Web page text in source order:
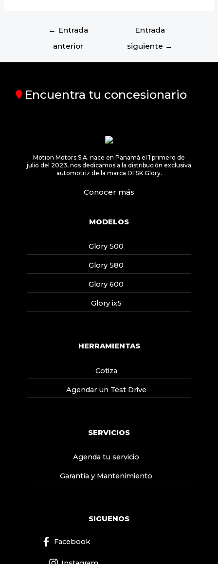
← Entrada
anterior
Entrada
siguiente →
Encuentra tu concesionario
Motion Motors S.A. nace en Panamá el 1 primero de
julio del 2023, nos dedicamos a la distribución exclusiva
automotriz de la marca DFSK Glory.
Conocer más
MODELOS
Glory 500
Glory 580
Glory 600
Glory ix5
HERRAMIENTAS
Cotiza
Agendar un Test Drive
SERVICIOS
Agenda tu servicio
Garantía y Mantenimiento
SIGUENOS
Facebook